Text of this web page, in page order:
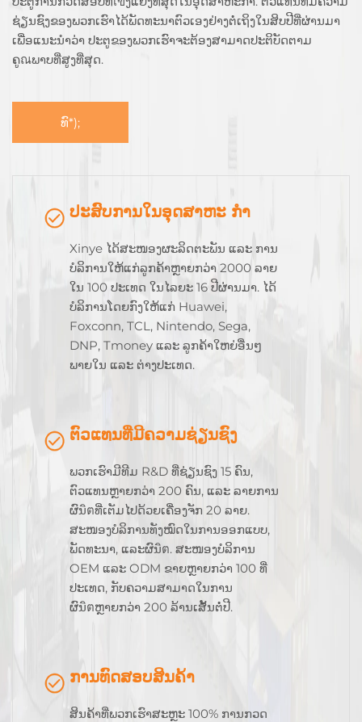
ຊ່ຽນຊົງຂອງພວກເຮົາໄດ້ພັດທະນາຕົວເອງຢ່າງຕໍ່ເຖິງໃນສິບປີທີ່ຜ່ານມາ
ເພື່ອແນະນຳວ່າ ປະຕູຂອງພວກເຮົາຈະຕ້ອງສາມາດປະຕິບັດຕາມ
ຄູณພາບທີ່ສູງທີ່ສຸດ.
ທົ*);
ປະສົບການໃນອຸດສາຫະ ກໍາ
Xinye ໄດ້ສະໜອງຜະລິດຕະພັນ ແລະ ການ
ບໍລິການໃຫ້ແກ່ລູກຄ້າຫຼາຍກວ່າ 2000 ລາຍ
ໃນ 100 ປະເທດ ໃນໄລຍະ 16 ປີຜ່ານມາ. ໄດ້
ບໍລິການໂດຍກົງໃຫ້ແກ່ Huawei,
Foxconn, TCL, Nintendo, Sega,
DNP, Tmoney ແລະ ລູກຄ້າໃຫຍ່ອື່ນໆ
ພາຍໃນ ແລະ ຕ່າງປະເທດ.
ຕົວແທນທີ່ມີຄວາມຊ່ຽນຊົງ
ພວກເຮົາມີທີມ R&D ທີ່ຊ່ຽນຊົງ 15 ຄົນ,
ຕົວແທນຫຼາຍກວ່າ 200 ຄົນ, ແລະ ລາຍການ
ຜົນิตທີ່ເຕັມໄປດ້ວຍເຄື່ອງຈັກ 20 ລາຍ.
ສະໜອງບໍລິການທັງໝົດໃນການອອກແບບ,
ພັດທະນາ, ແລະຜົນิต. ສະໜອງບໍລິການ
OEM ແລະ ODM ຂາຍຫຼາຍກວ່າ 100 ທີ່
ປະເທດ, ກັບຄວາມສາມາດໃນການ
ຜົນิตຫຼາຍກວ່າ 200 ລ້ານເສັ້ນຕໍ່ປີ.
ການທົດສອບສິນຄ້າ
ສິນຄ້າທີ່ພວກເຮົາສະຫຼະ 100% ການກວດ